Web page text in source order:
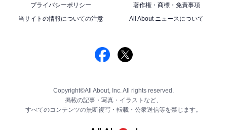
プライバシーポリシー
著作権・商標・免責事項
当サイトの情報についての注意
All About ニュースについて
Copyright©All About, Inc. All rights reserved.
掲載の記事・写真・イラストなど、
すべてのコンテンツの無断複写・転載・公衆送信等を禁じます。